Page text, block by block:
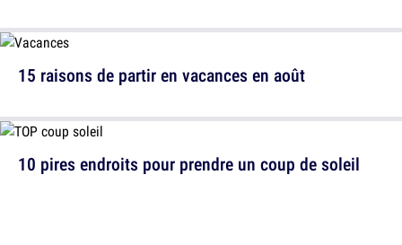
15 raisons de partir en vacances en août
10 pires endroits pour prendre un coup de soleil